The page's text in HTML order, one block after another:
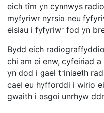
eich tîm yn cynnwys
myfyriwr nyrsio neu
eisiau i fyfyriwr fod yn
Bydd eich
chi am ei enw, cyfeiriad
yn dod i gael triniaeth
cael eu hyfforddi i wirio
gwaith i osgoi unrhyw